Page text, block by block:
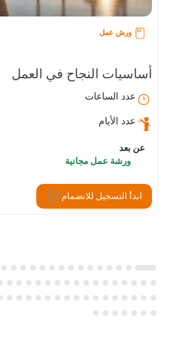
ورش عمل
أساسيات النجاح في العمل
عدد الساعات
عدد الأيام
عن بعد
ورشة عمل مجانية
ابدأ التسجيل للانضمام